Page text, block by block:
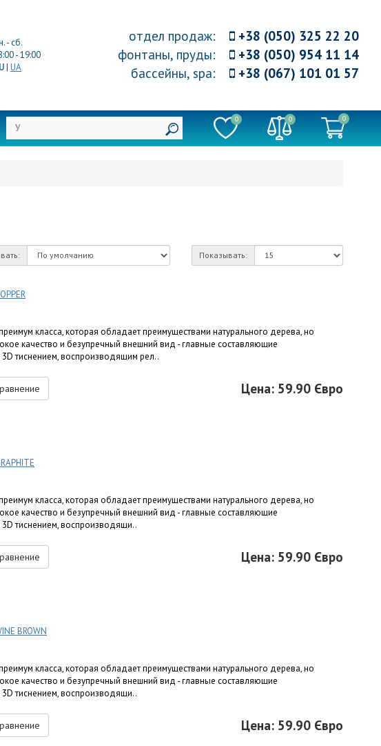
- сб.
- 19:00
| UA
отдел продаж:
+38 (050) 325 22 20
фонтаны, пруды:
+38 (050) 954 11 14
бассейны, spa: +38 (067) 101 01 57
0 0 0
Показывать:
класса, которая обладает преимуществами натурального дерева, но
качество и безупречный внешний вид - главные составляющие
тиснением, воспроизводящим рел..
Цена: 59.90 Євро
класса, которая обладает преимуществами натурального дерева, но
качество и безупречный внешний вид - главные составляющие
тиснением, воспроизводящи..
Цена: 59.90 Євро
BROWN
класса, которая обладает преимуществами натурального дерева, но
качество и безупречный внешний вид - главные составляющие
тиснением, воспроизводящи..
Цена: 59.90 Євро